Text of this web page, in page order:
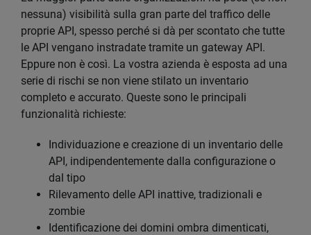
nessuna) visibilità sulla gran parte del traffico delle
proprie API, spesso perché si dà per scontato che tutte
le API vengano instradate tramite un gateway API.
Eppure non è così. La vostra azienda è esposta ad una
serie di rischi se non viene stilato un inventario
completo e accurato. Queste sono le principali
funzionalità richieste:
Individuazione e creazione di un inventario delle
API, indipendentemente dalla configurazione o
dal tipo
Rilevamento delle API inattive, tradizionali e
zombie
Identificazione dei domini ombra dimenticati,